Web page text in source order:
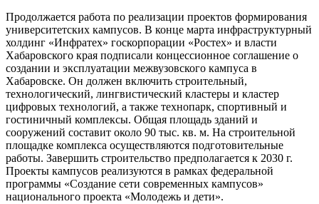
Продолжается работа по реализации проектов формирования
университетских кампусов. В конце марта инфраструктурный
холдинг «Инфратех» госкорпорации «Ростех» и власти
Хабаровского края подписали концессионное соглашение о
создании и эксплуатации межвузовского кампуса в
Хабаровске. Он должен включить строительный,
технологический, лингвистический кластеры и кластер
цифровых технологий, а также технопарк, спортивный и
гостиничный комплексы. Общая площадь зданий и
сооружений составит около 90 тыс. кв. м. На строительной
площадке комплекса осуществляются подготовительные
работы. Завершить строительство предполагается к 2030 г.
Проекты кампусов реализуются в рамках федеральной
программы «Создание сети современных кампусов»
национального проекта «Молодежь и дети».